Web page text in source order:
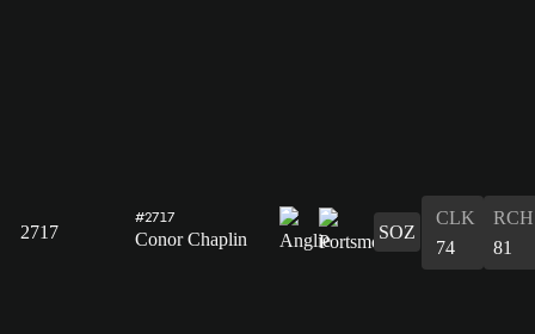
2717
#2717
Conor Chaplin SOZ
CLK
74
RCH
81